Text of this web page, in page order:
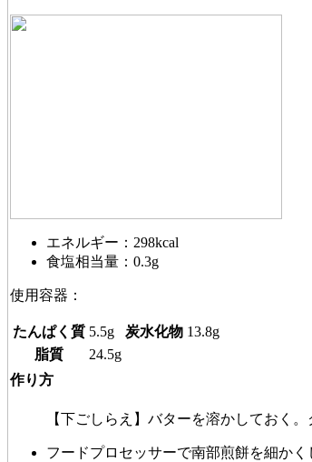
エネルギー：298kcal
食塩相当量：0.3g
使用容器：
たんぱく質 5.5g 炭水化物 13.8g
脂質
24.5g
作り方
【下ごしらえ】バターを溶かしておく
フードプロセッサーで南部煎餅を細かく